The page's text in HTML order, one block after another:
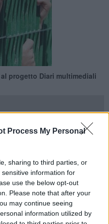
Process My Personal
sharing to third parties, or
information for
use the below opt-out
Please note that after your
may continue seeing
information utilized by
progetto Diari multimediali
in Toscana. Si tratta di un
per la creazione
del quale verrà creato un
. Gli elaborati potranno essere
non è sola e vi partecipa